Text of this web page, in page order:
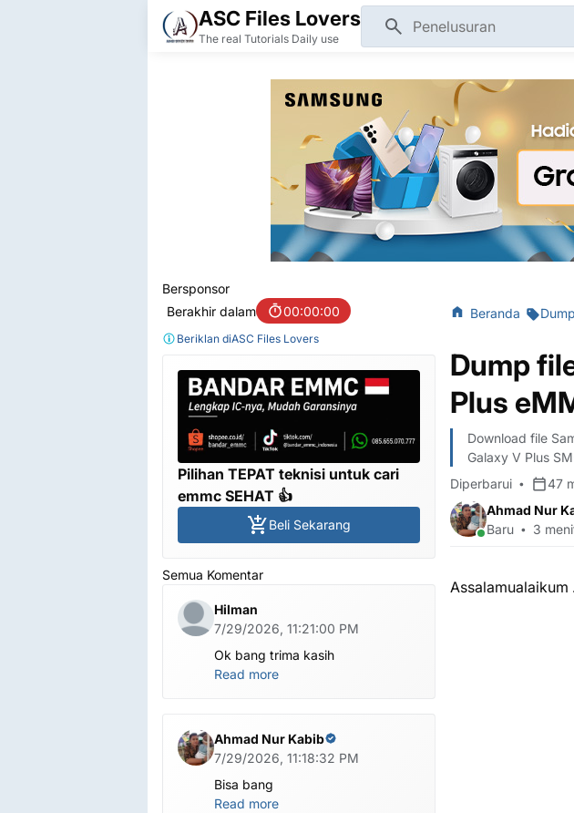
ASC Files Lovers
The real Tutorials Daily use
Beranda Dump
Dump
Plus
Download file
Galaxy V Plus
Diperbarui
47
Ahmad Nur
Baru
3
Assalamualaikum
Bersponsor
Berakhir dalam
00:00:00
Beriklan diASC Files Lovers
Pilihan TEPAT teknisi untuk cari
emmc SEHAT 👍
Beli Sekarang
Semua Komentar
Hilman
7/29/2026, 11:21:00 PM
Ok bang trima kasih
Read more
Ahmad Nur Kabib
7/29/2026, 11:18:32 PM
Bisa bang
Read more